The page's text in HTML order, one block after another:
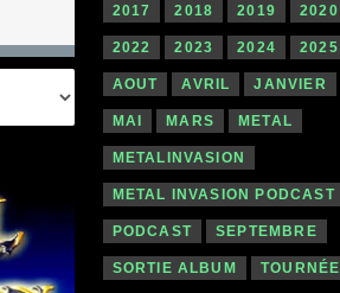
2017 2018 2019 2020
2022 2023 2024 2025
AOUT AVRIL JANVIER
MAI MARS METAL
METALINVASION
METAL INVASION PODCAST
PODCAST SEPTEMBRE
SORTIE ALBUM TOURNÉE